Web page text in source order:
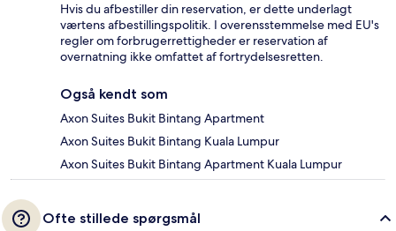
Hvis du afbestiller din reservation, er dette underlagt
værtens afbestillingspolitik. I overensstemmelse med EU's
regler om forbrugerrettigheder er reservation af
overnatning ikke omfattet af fortrydelsesretten.
Også kendt som
Axon Suites Bukit Bintang Apartment
Axon Suites Bukit Bintang Kuala Lumpur
Axon Suites Bukit Bintang Apartment Kuala Lumpur
Ofte stillede spørgsmål